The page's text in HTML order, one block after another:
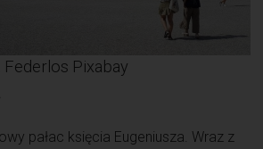
Pixabay
pałac księcia Eugeniusza. Wraz z